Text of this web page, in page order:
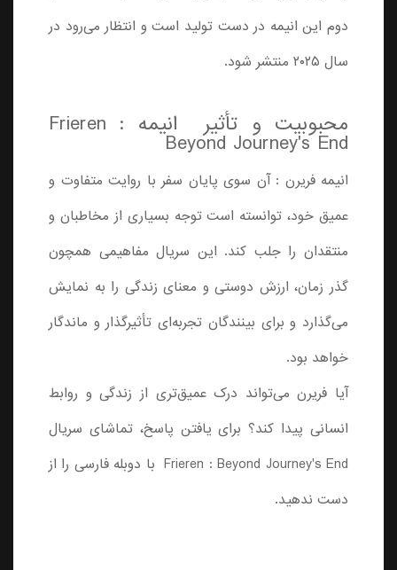
دوم این انیمه در دست تولید است و انتظار می‌رود در
سال ۲۰۲۵ منتشر شود.
محبوبیت و تأثیر انیمه Frieren :
Beyond Journey's End
انیمه فریرن : آن سوی پایان سفر با روایت متفاوت و
عمیق خود، توانسته است توجه بسیاری از مخاطبان و
منتقدان را جلب کند. این سریال مفاهیمی همچون
گذر زمان، ارزش دوستی و معنای زندگی را به نمایش
می‌گذارد و برای بینندگان تجربه‌ای تأثیرگذار و ماندگار
خواهد بود.
آیا فریرن می‌تواند درک عمیق‌تری از زندگی و روابط
انسانی پیدا کند؟ برای یافتن پاسخ، ‌‌تماشای سریال
Frieren : Beyond Journey's End با دوبله فارسی را از
دست ندهید.